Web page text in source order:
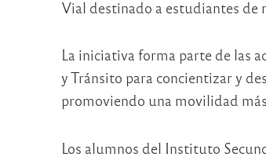
Vial destinado a estudiantes de
La iniciativa forma parte de las
y Tránsito para concientizar y
promoviendo una movilidad
Los alumnos del Instituto